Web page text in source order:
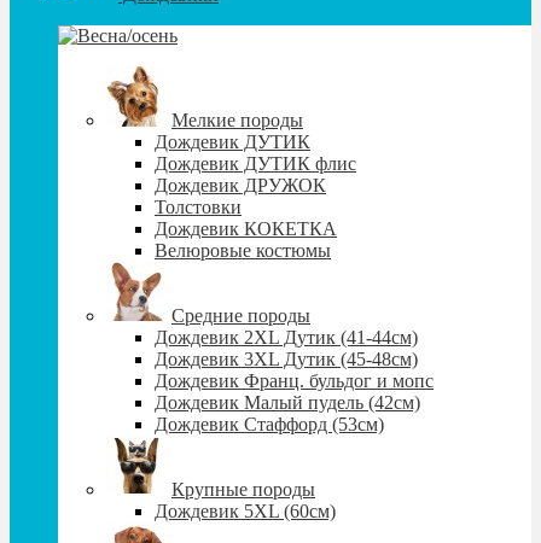
Мелкие породы
Дождевик ДУТИК
Дождевик ДУТИК флис
Дождевик ДРУЖОК
Толстовки
Дождевик КОКЕТКА
Велюровые костюмы
Средние породы
Дождевик 2XL Дутик (41-44см)
Дождевик 3XL Дутик (45-48см)
Дождевик Франц. бульдог и мопс
Дождевик Малый пудель (42см)
Дождевик Стаффорд (53см)
Крупные породы
Дождевик 5XL (60см)